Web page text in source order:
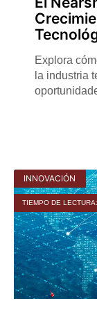
Explora
la industria
INNOVACIÓN
TIEMPO DE